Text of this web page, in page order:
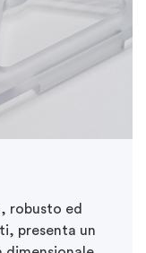
robusto ed
presenta un